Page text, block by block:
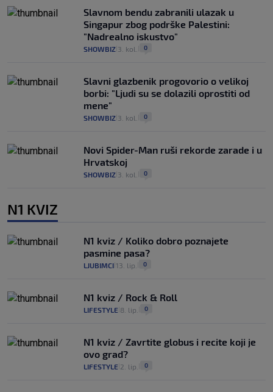
Slavnom bendu zabranili ulazak u
Singapur zbog podrške Palestini:
"Nadrealno iskustvo"
SHOWBIZ 3. kol. 0
Slavni glazbenik progovorio o velikoj
borbi: "Ljudi su se dolazili oprostiti od
mene"
SHOWBIZ 3. kol. 0
Novi Spider-Man ruši rekorde zarade i u
Hrvatskoj
SHOWBIZ 3. kol. 0
N1 KVIZ
N1 kviz / Koliko dobro poznajete
pasmine pasa?
LJUBIMCI 13. lip. 0
N1 kviz / Rock & Roll
LIFESTYLE 8. lip. 0
N1 kviz / Zavrtite globus i recite koji je
ovo grad?
LIFESTYLE 2. lip. 0